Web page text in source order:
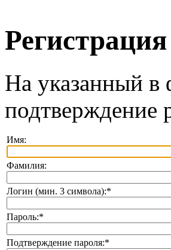
На указанный в
подтверждение
Имя:
Фамилия:
Логин (мин. 3 символа):*
Пароль:*
Подтверждение пароля:*